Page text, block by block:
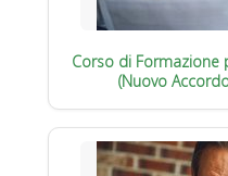
Corso di Formazione
(Nuovo